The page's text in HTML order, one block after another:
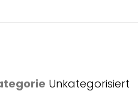
Unkategorisiert